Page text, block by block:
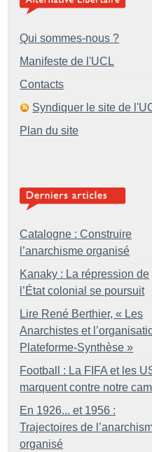
Qui sommes-nous ?
Manifeste de l'UCL
Contacts
Syndiquer le site de
Plan du site
Catalogne : Construire
l’anarchisme organisé
Kanaky : La répression de
l’État colonial se poursuit
Lire René Berthier, « Les
Anarchistes et
Plateforme-Synthèse »
Football : La FIFA et les
marquent contre notre
En 1926... et 1956 :
Trajectoires de
organisé